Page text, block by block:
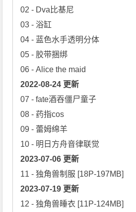
02 - Dva比基尼
03 - 浴缸
04 - 蓝色水手透明分体
05 - 胶带捆绑
2022-08-24 更新
07 - fate酒吞僵尸童子
08 - 药指cos
09 - 蕾姆绵羊
2023-07-06 更新
2023-07-19 更新